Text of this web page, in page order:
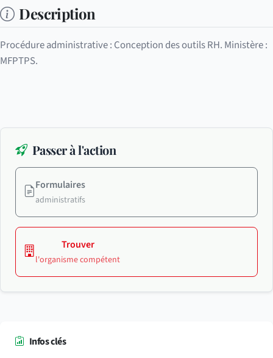
Description
Procédure administrative : Conception des outils RH. Ministère :
MFPTPS.
Passer à l'action
Formulaires
administratifs
Trouver
l'organisme compétent
Infos clés